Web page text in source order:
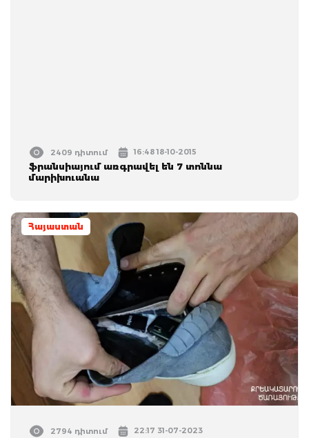
2409 դիտում 16:48 18-10-2015
ֆրանսիայում առգրավել են 7 տոննա
մարիխուանա
Հայաստան
2794 դիտում 22:17 31-07-2023